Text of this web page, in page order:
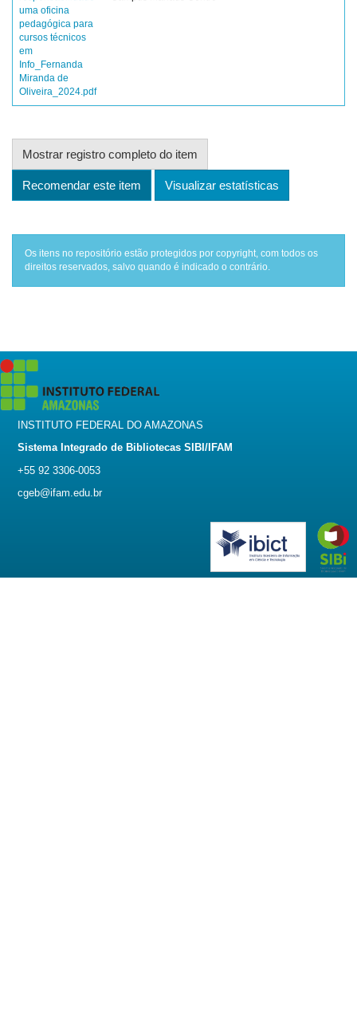
uma oficina
pedagógica para
cursos técnicos
em
Info_Fernanda
Miranda de
Oliveira_2024.pdf
Mostrar registro completo do item
Recomendar este item Visualizar estatísticas
Os itens no repositório estão protegidos por copyright, com todos os
direitos reservados, salvo quando é indicado o contrário.
INSTITUTO FEDERAL DO AMAZONAS
Sistema Integrado de Bibliotecas SIBI/IFAM
+55 92 3306-0053
cgeb@ifam.edu.br